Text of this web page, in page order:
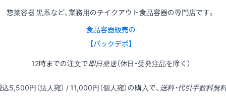
惣菜容器 黒系など、業務用のテイクアウト食品容器の専門店です。
食品容器販売の
【パックデポ】
12時までの注文で即日発送（休日・受発注品を除く）
込5,500円（法人宛） / 11,000円（個人宛）の購入で、 送料・代引手数料無